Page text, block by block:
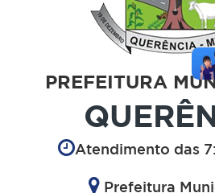
PREFEITURA
Atendimento das
Prefeitura